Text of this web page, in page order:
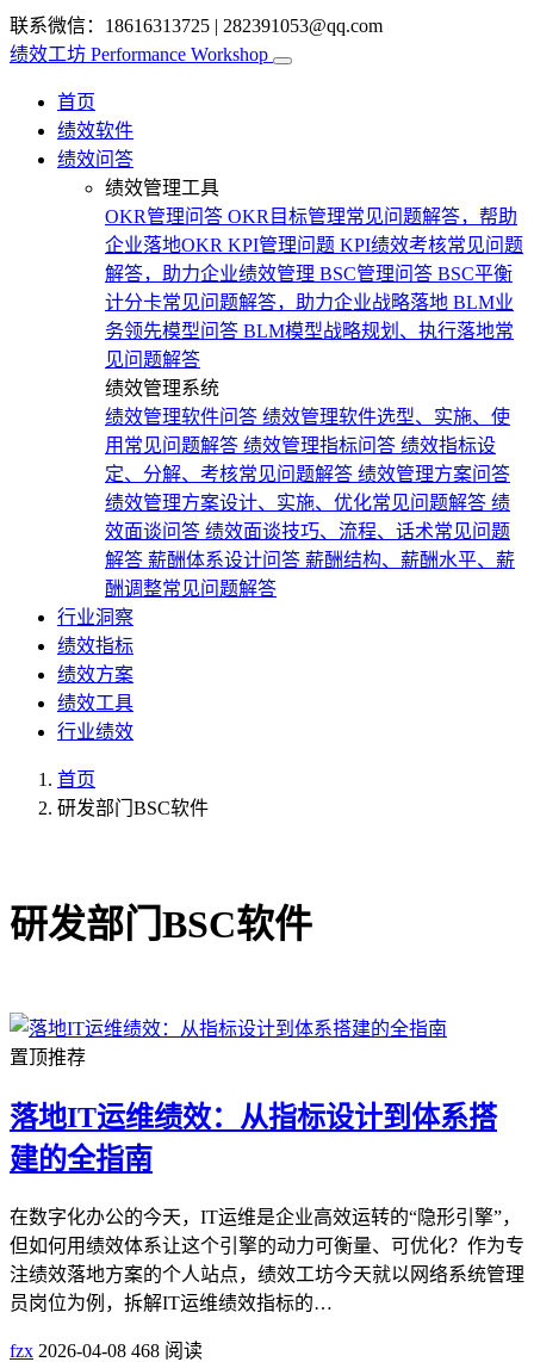
联系微信：18616313725 | 282391053@qq.com
绩效工坊 Performance Workshop
首页
绩效软件
绩效问答
绩效管理工具
OKR管理问答 OKR目标管理常见问题解答，帮助
企业落地OKR KPI管理问题 KPI绩效考核常见问题
解答，助力企业绩效管理 BSC管理问答 BSC平衡
计分卡常见问题解答，助力企业战略落地 BLM业
务领先模型问答 BLM模型战略规划、执行落地常
见问题解答
绩效管理系统
绩效管理软件问答 绩效管理软件选型、实施、使
用常见问题解答 绩效管理指标问答 绩效指标设
定、分解、考核常见问题解答 绩效管理方案问答
绩效管理方案设计、实施、优化常见问题解答 绩
效面谈问答 绩效面谈技巧、流程、话术常见问题
解答 薪酬体系设计问答 薪酬结构、薪酬水平、薪
酬调整常见问题解答
行业洞察
绩效指标
绩效方案
绩效工具
行业绩效
首页
研发部门BSC软件
研发部门BSC软件
置顶推荐
落地IT运维绩效：从指标设计到体系搭
建的全指南
在数字化办公的今天，IT运维是企业高效运转的“隐形引擎”，
但如何用绩效体系让这个引擎的动力可衡量、可优化？作为专
注绩效落地方案的个人站点，绩效工坊今天就以网络系统管理
员岗位为例，拆解IT运维绩效指标的…
fzx 2026-04-08 468 阅读